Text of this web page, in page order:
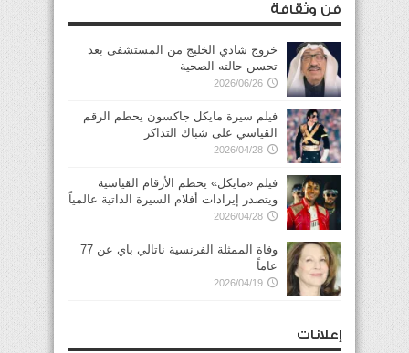
فن وثقافة
خروج شادي الخليج من المستشفى بعد
تحسن حالته الصحية
2026/06/26
فيلم سيرة مايكل جاكسون يحطم الرقم
القياسي على شباك التذاكر
2026/04/28
فيلم «مايكل» يحطم الأرقام القياسية
ويتصدر إيرادات أفلام السيرة الذاتية عالمياً
2026/04/28
وفاة الممثلة الفرنسية ناتالي باي عن 77
عاماً
2026/04/19
إعلانات